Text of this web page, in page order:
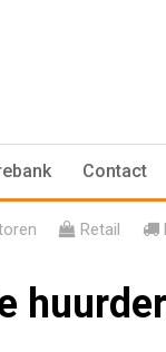
Contact
Retail